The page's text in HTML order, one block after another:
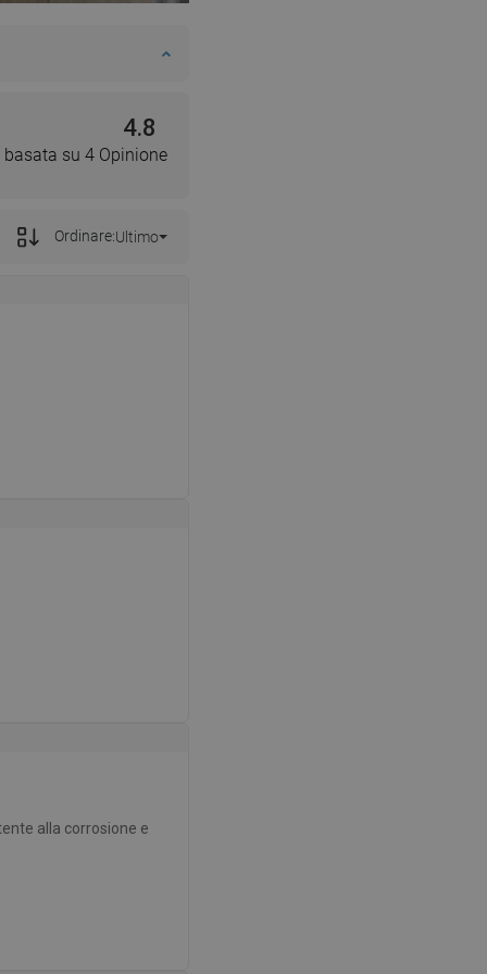
4.8
su 4 Opinione
Ordinare:Ultimo
alla corrosione e
CROATIAN